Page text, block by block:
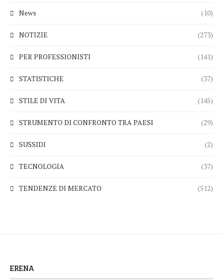
News (10)
NOTIZIE (273)
PER PROFESSIONISTI (141)
STATISTICHE (37)
STILE DI VITA (145)
STRUMENTO DI CONFRONTO TRA PAESI (29)
SUSSIDI (2)
TECNOLOGIA (37)
TENDENZE DI MERCATO (512)
ERENA